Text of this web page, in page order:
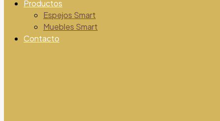
Productos
Espejos Smart
Muebles Smart
Contacto